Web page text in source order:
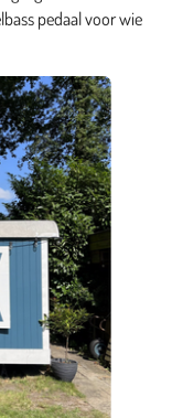
pedaal voor wie